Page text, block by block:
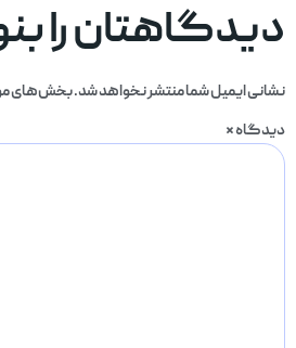
دیدگاهتان را
نشانی ایمیل شما منتشر نخواهد شد.بخش‌های
دیدگاه*